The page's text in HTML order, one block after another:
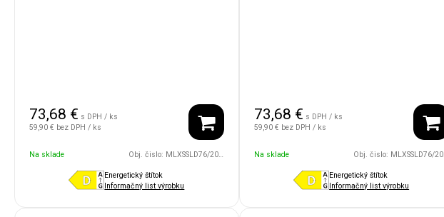
73,68 € s DPH / ks
59,90 € bez DPH / ks
Na sklade Obj. čislo: MLXSSLD76/20W/24V/36D/1800/4500/WH
Energetický štítok
Informačný list výrobku
73,68 € s DPH / ks
59,90 € bez DPH / ks
Na sklade Obj. čislo: MLXSSLD76/20W/24V/36D/1800/4500/BK
Energetický štítok
Informačný list výrobku